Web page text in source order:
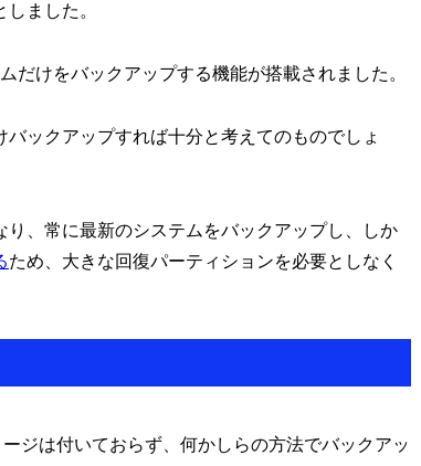
ました。
だけをバックアップする機能が搭載されました。
ックアップすれば十分と考えてのものでしょ
り、常に最新のシステムをバックアップし、しか
ため、大きな回復パーティションを必要としなく
ジは付いておらず、何かしらの方法でバックアッ